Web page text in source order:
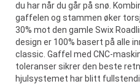
du har når du går på snø.
gaffelen og stammen øker
30% mot den gamle Swix
design er 100% basert på alle
classic. Gaffel med CNC-
toleranser sikrer den beste
hjulsystemet har blitt